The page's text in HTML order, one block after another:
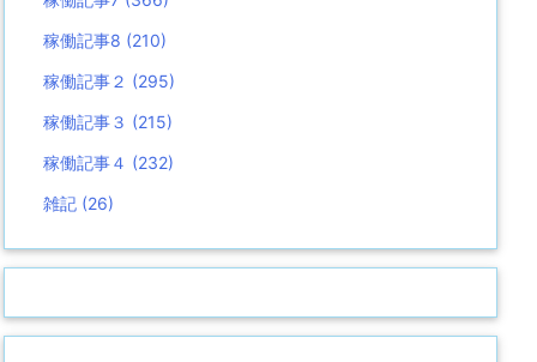
稼働記事8 (210)
稼働記事２ (295)
稼働記事３ (215)
稼働記事４ (232)
雑記 (26)